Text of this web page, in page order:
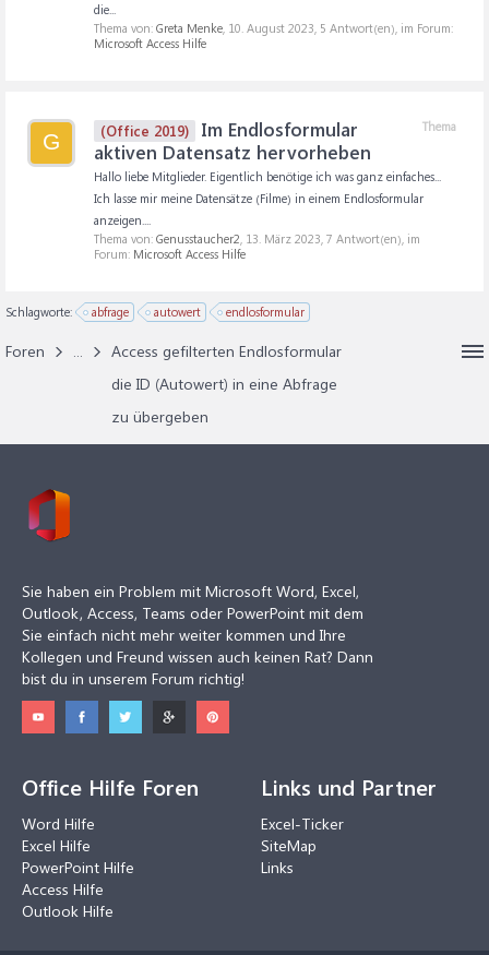
die...
Thema von: Greta Menke, 10. August 2023, 5 Antwort(en), im Forum:
Microsoft Access Hilfe
G
Thema
(Office 2019)
Im Endlosformular
aktiven Datensatz hervorheben
Hallo liebe Mitglieder. Eigentlich benötige ich was ganz einfaches...
Ich lasse mir meine Datensätze (Filme) in einem Endlosformular
anzeigen....
Thema von: Genusstaucher2, 13. März 2023, 7 Antwort(en), im
Forum: Microsoft Access Hilfe
Schlagworte: abfrage autowert endlosformular
Foren ...
Access gefilterten Endlosformular
die ID (Autowert) in eine Abfrage
zu übergeben
Sie haben ein Problem mit Microsoft Word, Excel,
Outlook, Access, Teams oder PowerPoint mit dem
Sie einfach nicht mehr weiter kommen und Ihre
Kollegen und Freund wissen auch keinen Rat? Dann
bist du in unserem Forum richtig!
Office Hilfe Foren
Word Hilfe
Excel Hilfe
PowerPoint Hilfe
Access Hilfe
Outlook Hilfe
Links und Partner
Excel-Ticker
SiteMap
Links